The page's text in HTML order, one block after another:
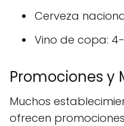
Cerveza
Vino de copa:
Promociones y
Muchos
ofrecen